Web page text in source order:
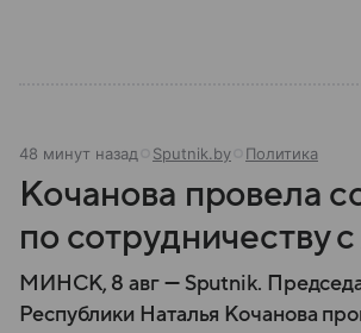
48 минут назад Sputnik.by Политика
Кочанова провела
по сотрудничеству
МИНСК, 8 авг — Sputnik.
Республики Наталья Кочанова